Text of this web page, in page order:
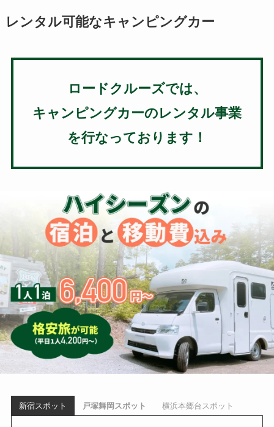
レンタル可能なキャンピングカー
ロードクルーズでは、
キャンピングカーのレンタル事業
を行なっております！
新宿スポット 戸塚舞岡スポット 横浜本郷台スポット